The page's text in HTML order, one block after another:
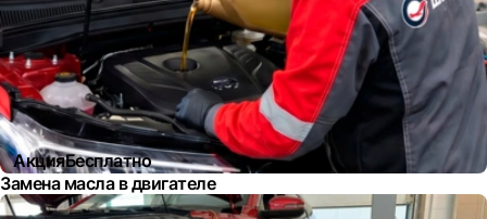
АкцияБесплатно
Замена масла в двигателе